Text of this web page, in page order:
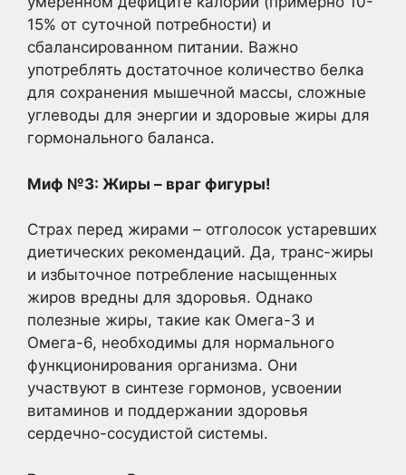
15% от суточной потребности) и
сбалансированном питании. Важно
употреблять достаточное количество белка
для сохранения мышечной массы, сложные
углеводы для энергии и здоровые жиры для
гормонального баланса.
Миф №3: Жиры – враг фигуры!
Страх перед жирами – отголосок устаревших
диетических рекомендаций. Да, транс-жиры
и избыточное потребление насыщенных
жиров вредны для здоровья. Однако
полезные жиры, такие как Омега-3 и
Омега-6, необходимы для нормального
функционирования организма. Они
участвуют в синтезе гормонов, усвоении
витаминов и поддержании здоровья
сердечно-сосудистой системы.